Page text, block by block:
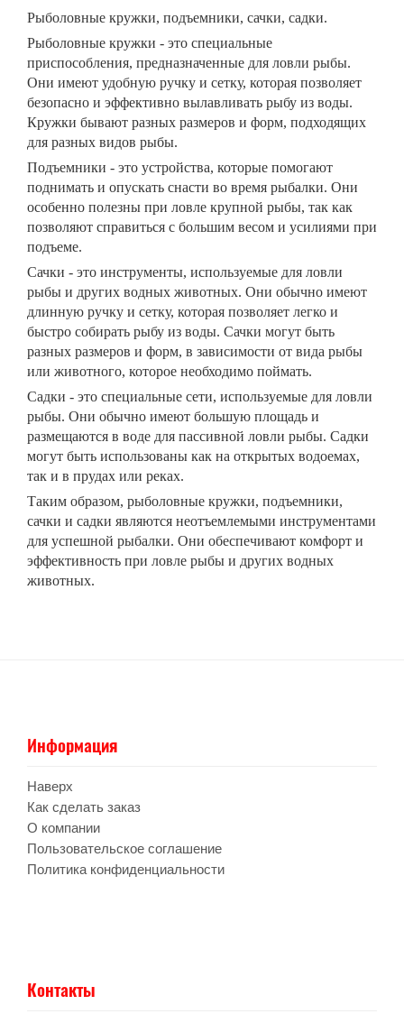
Рыболовные кружки, подъемники, сачки, садки.
Рыболовные кружки - это специальные
приспособления, предназначенные для ловли рыбы.
Они имеют удобную ручку и сетку, которая позволяет
безопасно и эффективно вылавливать рыбу из воды.
Кружки бывают разных размеров и форм, подходящих
для разных видов рыбы.
Подъемники - это устройства, которые помогают
поднимать и опускать снасти во время рыбалки. Они
особенно полезны при ловле крупной рыбы, так как
позволяют справиться с большим весом и усилиями при
подъеме.
Сачки - это инструменты, используемые для ловли
рыбы и других водных животных. Они обычно имеют
длинную ручку и сетку, которая позволяет легко и
быстро собирать рыбу из воды. Сачки могут быть
разных размеров и форм, в зависимости от вида рыбы
или животного, которое необходимо поймать.
Садки - это специальные сети, используемые для ловли
рыбы. Они обычно имеют большую площадь и
размещаются в воде для пассивной ловли рыбы. Садки
могут быть использованы как на открытых водоемах,
так и в прудах или реках.
Таким образом, рыболовные кружки, подъемники,
сачки и садки являются неотъемлемыми инструментами
для успешной рыбалки. Они обеспечивают комфорт и
эффективность при ловле рыбы и других водных
животных.
Информация
Наверх
Как сделать заказ
О компании
Пользовательское соглашение
Политика конфиденциальности
Контакты